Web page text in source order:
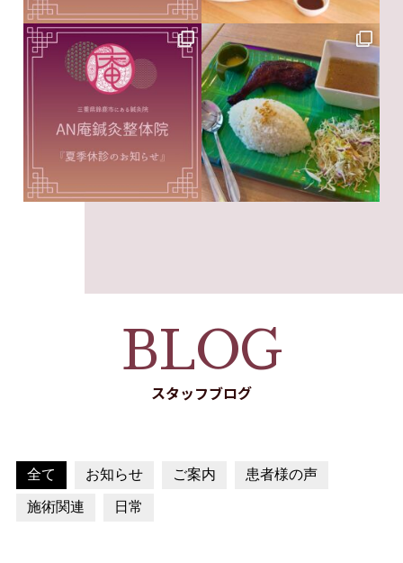
BLOG
スタッフブログ
全て お知らせ ご案内 患者様の声
施術関連 日常